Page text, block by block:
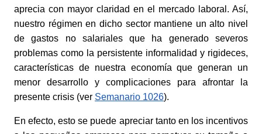
aprecia con mayor claridad en el mercado laboral. Así,
nuestro régimen en dicho sector mantiene un alto nivel
de gastos no salariales que ha generado severos
problemas como la persistente informalidad y rigideces,
características de nuestra economía que generan un
menor desarrollo y complicaciones para afrontar la
presente crisis (ver Semanario 1026).
En efecto, esto se puede apreciar tanto en los incentivos